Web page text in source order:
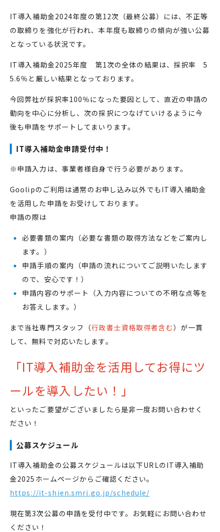
IT導入補助金2024年度の第12次（最終公募）には、不正等
の取締りを強化が行われ、本年度も取締りの傾向が強い公募
となっている状況です。
IT導入補助金2025年度 第1次の全体の結果は、採択率 5
5.6％と厳しい結果となっております。
今回弊社が採択率100％になった要因として、直近の申請の
動向を中心に分析し、次の採択につなげていけるように今
後も申請をサポートしてまいります。
IT導入補助金申請受付中！
※申請入力は、事業者様自身で行う必要があります。
Goolipのご利用は通常のお申し込み以外でもIT導入補助金
を活用した申請をお受けしております。
申請の際は
必要書類の案内（必要な書類の取得方法などをご案内し
ます。）
申請手順の案内（申請の流れについてご説明いたします
ので、安心です！）
申請内容のサポート（入力内容についての不明な点等を
お答えします。）
まで当社専門スタッフ（行政書士資格取得者含む）が一貫
して、無料で対応いたします。
「IT導入補助金を活用してお得にツ
ールを導入したい！」
といったご要望がございましたら是非一度お問い合わせく
ださい！
公募スケジュール
IT導入補助金の公募スケジュールは以下URLのIT導入補助
金2025ホームページからご確認ください。
https://it-shien.smrj.go.jp/schedule/
現在第3次公募の申請を受付中です。お気軽にお問い合わせ
ください！